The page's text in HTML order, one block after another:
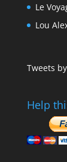
Le
Lou
Tweets
Help